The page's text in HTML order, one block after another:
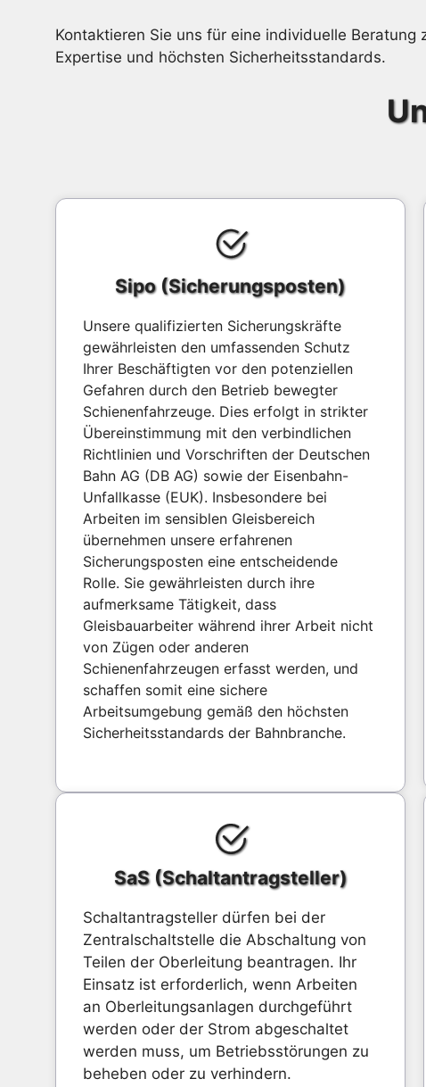
Kontaktieren Sie uns für eine individuelle
Expertise und höchsten Sicherheitsstandards.
Sipo (Sicherungsposten)
Unsere qualifizierten Sicherungskräfte
gewährleisten den umfassenden Schutz
Ihrer Beschäftigten vor den potenziellen
Gefahren durch den Betrieb bewegter
Schienenfahrzeuge. Dies erfolgt in strikter
Übereinstimmung mit den verbindlichen
Richtlinien und Vorschriften der Deutschen
Bahn AG (DB AG) sowie der Eisenbahn-
Unfallkasse (EUK). Insbesondere bei
Arbeiten im sensiblen Gleisbereich
übernehmen unsere erfahrenen
Sicherungsposten eine entscheidende
Rolle. Sie gewährleisten durch ihre
aufmerksame Tätigkeit, dass
Gleisbauarbeiter während ihrer Arbeit nicht
von Zügen oder anderen
Schienenfahrzeugen erfasst werden, und
schaffen somit eine sichere
Arbeitsumgebung gemäß den höchsten
Sicherheitsstandards der Bahnbranche.
SaS (Schaltantragsteller)
Schaltantragsteller dürfen bei der
Zentralschaltstelle die Abschaltung von
Teilen der Oberleitung beantragen. Ihr
Einsatz ist erforderlich, wenn Arbeiten
an Oberleitungsanlagen durchgeführt
werden oder der Strom abgeschaltet
werden muss, um Betriebsstörungen zu
beheben oder zu verhindern.